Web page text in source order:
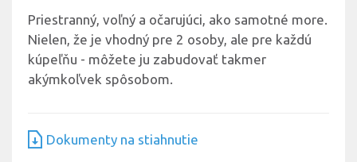
Priestranný, voľný a očarujúci, ako samotné more.
Nielen, že je vhodný pre 2 osoby, ale pre každú
kúpeľňu - môžete ju zabudovať takmer
akýmkoľvek spôsobom.
Dokumenty na stiahnutie